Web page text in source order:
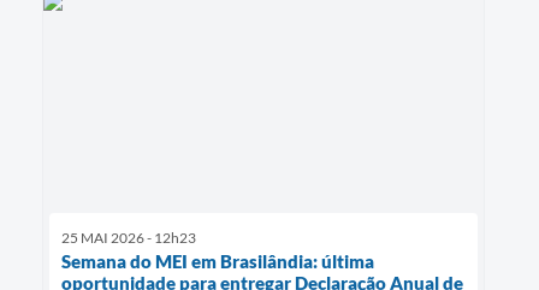
25 MAI 2026 - 12h23
Semana do MEI em Brasilândia: última
oportunidade para entregar Declaração Anual de